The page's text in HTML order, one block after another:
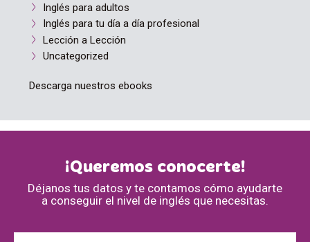
Inglés para adultos
Inglés para tu día a día profesional
Lección a Lección
Uncategorized
Descarga nuestros ebooks
¡Queremos conocerte!
Déjanos tus datos y te contamos cómo ayudarte
a conseguir el nivel de inglés que necesitas.